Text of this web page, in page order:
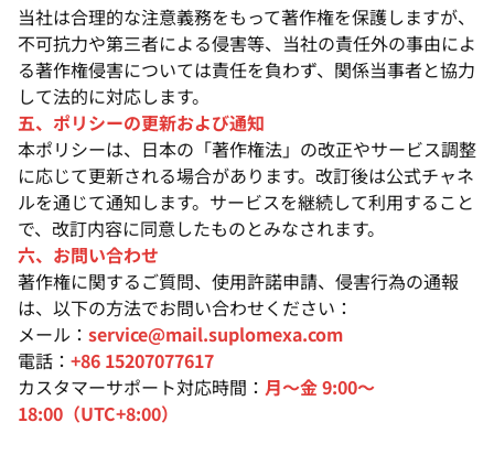
当社は合理的な注意義務をもって著作権を保護しますが、
不可抗力や第三者による侵害等、当社の責任外の事由によ
る著作権侵害については責任を負わず、関係当事者と協力
して法的に対応します。
五、ポリシーの更新および通知
本ポリシーは、日本の「著作権法」の改正やサービス調整
に応じて更新される場合があります。改訂後は公式チャネ
ルを通じて通知します。サービスを継続して利用すること
で、改訂内容に同意したものとみなされます。
六、お問い合わせ
著作権に関するご質問、使用許諾申請、侵害行為の通報
は、以下の方法でお問い合わせください：
メール： service@mail.suplomexa.com
電話： +86 15207077617
カスタマーサポート対応時間： 月～金 9:00～
18:00（UTC+8:00）